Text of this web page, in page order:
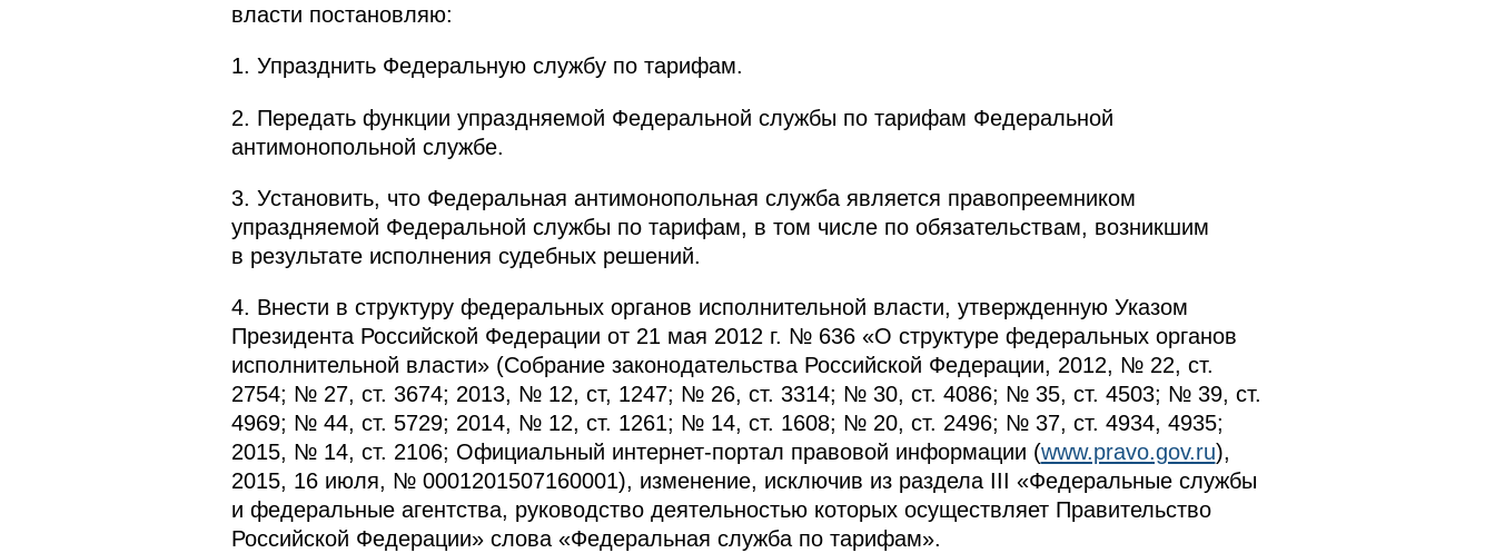
власти постановляю:
1. Упразднить Федеральную службу по тарифам.
2. Передать функции упраздняемой Федеральной службы по тарифам Федеральной
антимонопольной службе.
3. Установить, что Федеральная антимонопольная служба является правопреемником
упраздняемой Федеральной службы по тарифам, в том числе по обязательствам, возникшим
в результате исполнения судебных решений.
4. Внести в структуру федеральных органов исполнительной власти, утвержденную Указом
Президента Российской Федерации от 21 мая 2012 г. № 636 «О структуре федеральных органов
исполнительной власти» (Собрание законодательства Российской Федерации, 2012, № 22, ст.
2754; № 27, ст. 3674; 2013, № 12, ст, 1247; № 26, ст. 3314; № 30, ст. 4086; № 35, ст. 4503; № 39, ст.
4969; № 44, ст. 5729; 2014, № 12, ст. 1261; № 14, ст. 1608; № 20, ст. 2496; № 37, ст. 4934, 4935;
2015, № 14, ст. 2106; Официальный интернет-портал правовой информации (www.pravo.gov.ru),
2015, 16 июля, № 0001201507160001), изменение, исключив из раздела III «Федеральные службы
и федеральные агентства, руководство деятельностью которых осуществляет Правительство
Российской Федерации» слова «Федеральная служба по тарифам».